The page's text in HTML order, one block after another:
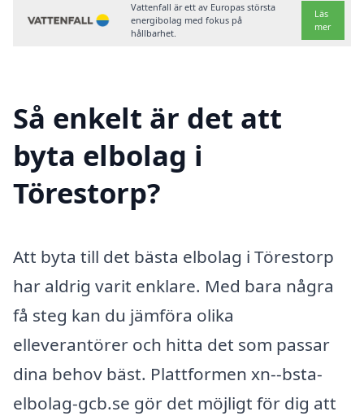
Vattenfall är ett av Europas största
energibolag med fokus på
hållbarhet.
Läs
mer
Så enkelt är det att
byta elbolag i
Törestorp?
Att byta till det bästa elbolag i Törestorp
har aldrig varit enklare. Med bara några
få steg kan du jämföra olika
elleverantörer och hitta det som passar
dina behov bäst. Plattformen xn--bsta-
elbolag-gcb.se gör det möjligt för dig att